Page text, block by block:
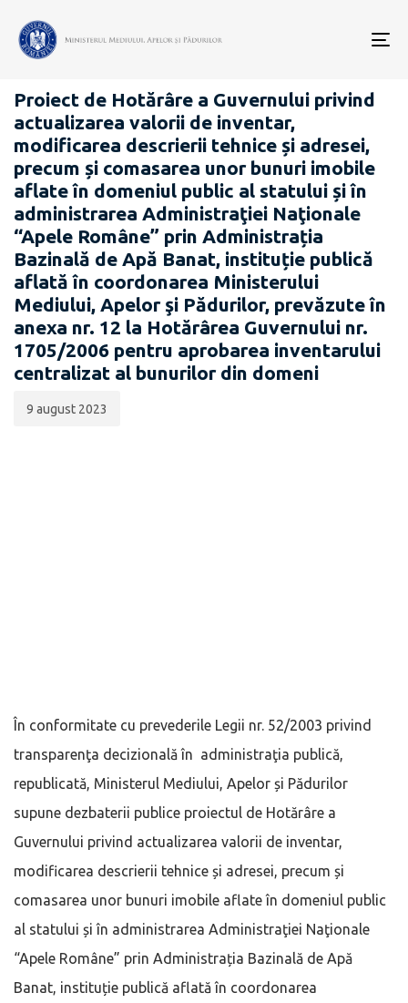
PROIECTE ACTE NORMATIVE
Proiect de Hotărâre a Guvernului privind
actualizarea valorii de inventar,
modificarea descrierii tehnice și adresei,
precum și comasarea unor bunuri imobile
aflate în domeniul public al statului și în
administrarea Administraţiei Naţionale
“Apele Române” prin Administrația
Bazinală de Apă Banat, instituție publică
aflată în coordonarea Ministerului
Mediului, Apelor şi Pădurilor, prevăzute în
anexa nr. 12 la Hotărârea Guvernului nr.
1705/2006 pentru aprobarea inventarului
centralizat al bunurilor din domeni
publicării:
9 august 2023
În conformitate cu prevederile Legii nr. 52/2003 privind
transparenţa decizională în administraţia publică,
republicată, Ministerul Mediului, Apelor și Pădurilor
supune dezbaterii publice proiectul de Hotărâre a
Guvernului privind actualizarea valorii de inventar,
modificarea descrierii tehnice și adresei, precum și
comasarea unor bunuri imobile aflate în domeniul public
al statului și în administrarea Administraţiei Naţionale
“Apele Române” prin Administrația Bazinală de Apă
Banat, instituție publică aflată în coordonarea